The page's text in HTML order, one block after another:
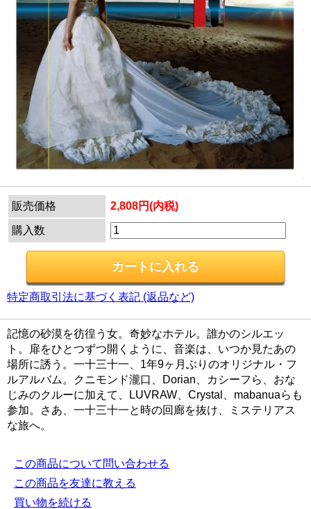
販売価格 2,808円(内税)
購入数
特定商取引法に基づく表記 (返品など)
記憶の砂漠を彷徨う女。奇妙なホテル。誰かのシルエッ
ト。扉をひとつずつ開くように、音楽は、いつか見たあの
場所に誘う。一十三十一、1年9ヶ月ぶりのオリジナル・フ
ルアルバム。クニモンド瀧口、Dorian、カシーフら、おな
じみのクルーに加えて、LUVRAW、Crystal、mabanuaらも
参加。さあ、一十三十一と時の回廊を抜け、ミステリアス
な旅へ。
この商品について問い合わせる
この商品を友達に教える
買い物を続ける